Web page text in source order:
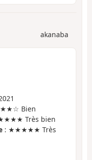
akanaba
Bien
Très bien
: ★★★★★ Très